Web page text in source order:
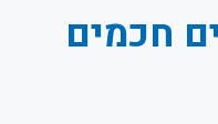
חכמים